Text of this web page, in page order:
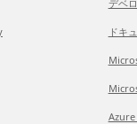
デベ
ドキ